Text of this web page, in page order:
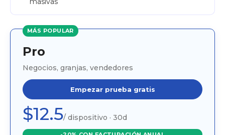
MÁS POPULAR
Pro
Negocios, granjas, vendedores
Empezar prueba gratis
$12.5/ dispositivo · 30d